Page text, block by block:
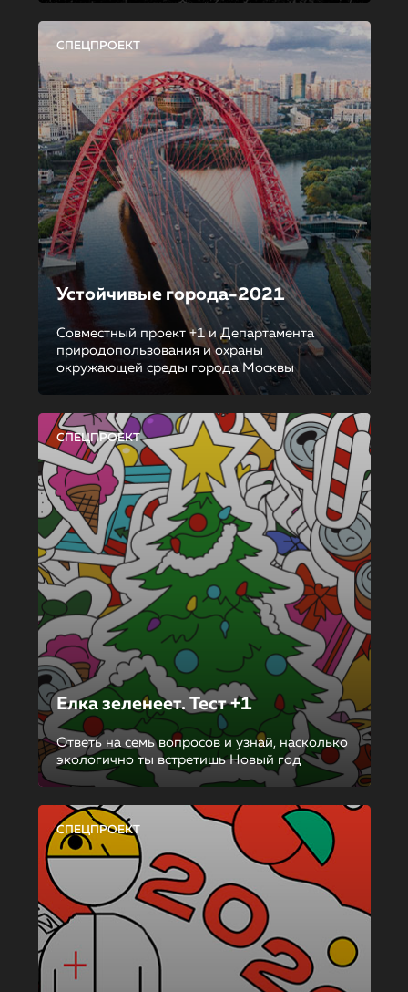
СПЕЦПРОЕКТ
Устойчивые города-2021
Совместный проект +1 и Департамента
природопользования и охраны
окружающей среды города Москвы
СПЕЦПРОЕКТ
Елка зеленеет. Тест +1
Ответь на семь вопросов и узнай, насколько
экологично ты встретишь Новый год
СПЕЦПРОЕКТ